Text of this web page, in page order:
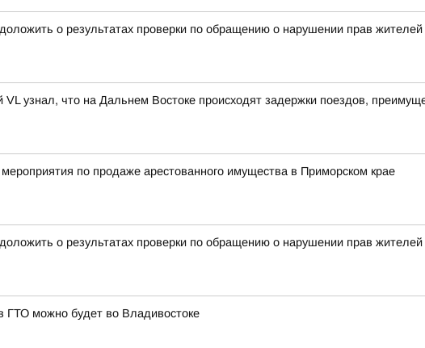
о результатах проверки по обращению о нарушении прав жителей
VL узнал, что на Дальнем Востоке происходят задержки поездов,
по продаже арестованного имущества в Приморском крае
о результатах проверки по обращению о нарушении прав жителей
ГТО можно будет во Владивостоке